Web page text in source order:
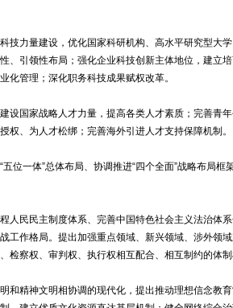
力量建设，优化国家科研机构、高水平研究型大
、引领性布局；强化企业科技创新主体地位，建立
化管理；深化职务科技成果赋权改革。
国家战略人才力量，提高各类人才素质；完善青
权、为人才松绑；完善海外引进人才支持保障机制。
一体”总体布局、协调推进“四个全面”战略布局框
民民主制度体系、完善中国特色社会主义法治体
工作格局。提出加强重点领域、新兴领域、涉外领
检察权、审判权、执行权相互配合、相互制约的体
精神文明相协调的现代化，提出推动理想信念教